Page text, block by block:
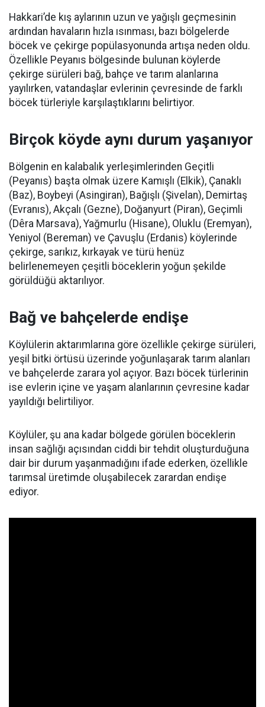
Hakkari’de kış aylarının uzun ve yağışlı geçmesinin
ardından havaların hızla ısınması, bazı bölgelerde
böcek ve çekirge popülasyonunda artışa neden oldu.
Özellikle Peyanıs bölgesinde bulunan köylerde
çekirge sürüleri bağ, bahçe ve tarım alanlarına
yayılırken, vatandaşlar evlerinin çevresinde de farklı
böcek türleriyle karşılaştıklarını belirtiyor.
Birçok köyde aynı durum yaşanıyor
Bölgenin en kalabalık yerleşimlerinden Geçitli
(Peyanıs) başta olmak üzere Kamışlı (Elkik), Çanaklı
(Baz), Boybeyi (Asingiran), Bağışlı (Şivelan), Demirtaş
(Evranıs), Akçalı (Gezne), Doğanyurt (Piran), Geçimli
(Dêra Marsava), Yağmurlu (Hisane), Oluklu (Eremyan),
Yeniyol (Bereman) ve Çavuşlu (Erdanis) köylerinde
çekirge, sarıkız, kırkayak ve türü henüz
belirlenemeyen çeşitli böceklerin yoğun şekilde
görüldüğü aktarılıyor.
Bağ ve bahçelerde endişe
Köylülerin aktarımlarına göre özellikle çekirge sürüleri,
yeşil bitki örtüsü üzerinde yoğunlaşarak tarım alanları
ve bahçelerde zarara yol açıyor. Bazı böcek türlerinin
ise evlerin içine ve yaşam alanlarının çevresine kadar
yayıldığı belirtiliyor.
Köylüler, şu ana kadar bölgede görülen böceklerin
insan sağlığı açısından ciddi bir tehdit oluşturduğuna
dair bir durum yaşanmadığını ifade ederken, özellikle
tarımsal üretimde oluşabilecek zarardan endişe
ediyor.